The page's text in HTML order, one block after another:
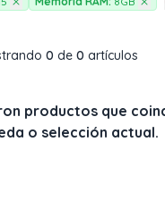
0 de 0 artículos
productos que
o selección actual.